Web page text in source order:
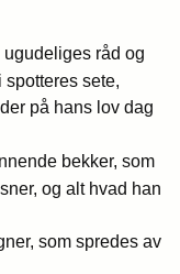
råd og
sete,
på hans lov dag
bekker, som
og alt hvad han
som spredes av